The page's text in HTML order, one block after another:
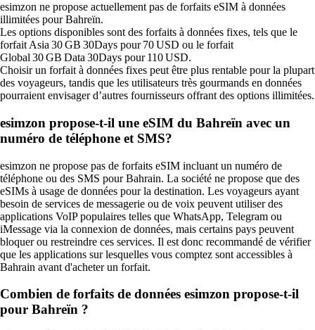
esimzon ne propose actuellement pas de forfaits eSIM à données
illimitées pour Bahreïn.
Les options disponibles sont des forfaits à données fixes, tels que le
forfait Asia 30 GB 30Days pour 70 USD ou le forfait
Global 30 GB Data 30Days pour 110 USD.
Choisir un forfait à données fixes peut être plus rentable pour la plupart
des voyageurs, tandis que les utilisateurs très gourmands en données
pourraient envisager d’autres fournisseurs offrant des options illimitées.
esimzon propose-t-il une eSIM du Bahreïn avec un
numéro de téléphone et SMS?
esimzon ne propose pas de forfaits eSIM incluant un numéro de
téléphone ou des SMS pour Bahrain. La société ne propose que des
eSIMs à usage de données pour la destination. Les voyageurs ayant
besoin de services de messagerie ou de voix peuvent utiliser des
applications VoIP populaires telles que WhatsApp, Telegram ou
iMessage via la connexion de données, mais certains pays peuvent
bloquer ou restreindre ces services. Il est donc recommandé de vérifier
que les applications sur lesquelles vous comptez sont accessibles à
Bahrain avant d'acheter un forfait.
Combien de forfaits de données esimzon propose-t-il
pour Bahreïn ?